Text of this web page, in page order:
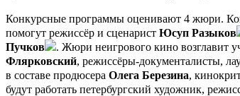
Конкурсные программы оценивают 4 жюри.
помогут режиссёр и сценарист Юсуп Разыков
Пучков
. Жюри неигрового кино возглавит
Флярковский, режиссёры-документалисты,
в составе продюсера Олега Березина,
будут работать петербургский художник,